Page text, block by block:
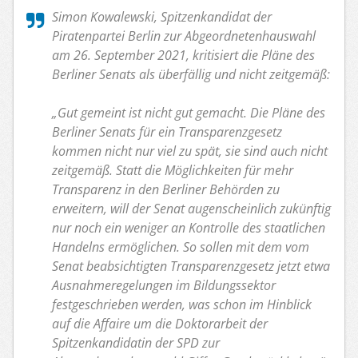
Simon Kowalewski, Spitzenkandidat der
Piratenpartei Berlin zur Abgeordnetenhauswahl
am 26. September 2021, kritisiert die Pläne des
Berliner Senats als überfällig und nicht zeitgemäß:
„Gut gemeint ist nicht gut gemacht. Die Pläne des
Berliner Senats für ein Transparenzgesetz
kommen nicht nur viel zu spät, sie sind auch nicht
zeitgemäß. Statt die Möglichkeiten für mehr
Transparenz in den Berliner Behörden zu
erweitern, will der Senat augenscheinlich zukünftig
nur noch ein weniger an Kontrolle des staatlichen
Handelns ermöglichen. So sollen mit dem vom
Senat beabsichtigten Transparenzgesetz jetzt etwa
Ausnahmeregelungen im Bildungssektor
festgeschrieben werden, was schon im Hinblick
auf die Affaire um die Doktorarbeit der
Spitzenkandidatin der SPD zur